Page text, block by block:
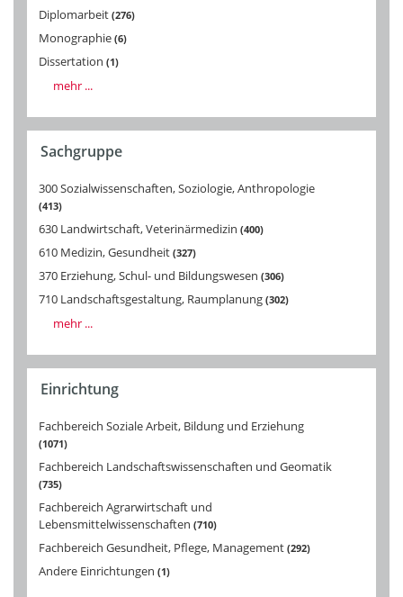
Diplomarbeit 276
Monographie 6
Dissertation 1
mehr ...
Sachgruppe
300 Sozialwissenschaften, Soziologie, Anthropologie
413
630 Landwirtschaft, Veterinärmedizin 400
610 Medizin, Gesundheit 327
370 Erziehung, Schul- und Bildungswesen 306
710 Landschaftsgestaltung, Raumplanung 302
mehr ...
Einrichtung
Fachbereich Soziale Arbeit, Bildung und Erziehung
1071
Fachbereich Landschaftswissenschaften und Geomatik
735
Fachbereich Agrarwirtschaft und
Lebensmittelwissenschaften 710
Fachbereich Gesundheit, Pflege, Management 292
Andere Einrichtungen 1